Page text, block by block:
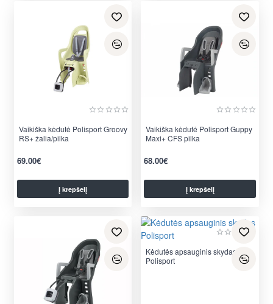
Vaikiška kėdutė Polisport Groovy
RS+ žalia/pilka
69.00€
Į krepšelį
Vaikiška kėdutė Polisport Guppy
Maxi+ CFS pilka
68.00€
Į krepšelį
Kėdutės apsauginis skydas
Polisport